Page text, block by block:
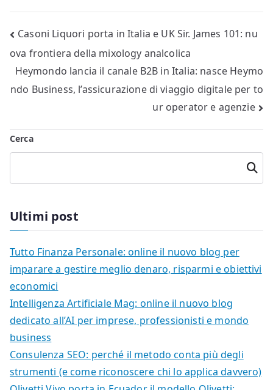
Navigazione
articoli
Casoni Liquori porta in Italia e UK Sir. James 101: nu
ova frontiera della mixology analcolica
Heymondo lancia il canale B2B in Italia: nasce Heymo
ndo Business, l’assicurazione di viaggio digitale per to
ur operator e agenzie
Cerca
Cerca
Ultimi post
Tutto Finanza Personale: online il nuovo blog per
imparare a gestire meglio denaro, risparmi e obiettivi
economici
Intelligenza Artificiale Mag: online il nuovo blog
dedicato all’AI per imprese, professionisti e mondo
business
Consulenza SEO: perché il metodo conta più degli
strumenti (e come riconoscere chi lo applica davvero)